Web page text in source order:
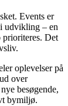
Events er
udvikling – en
Det
oplevelser på
over
besøgende,
bymiljø.